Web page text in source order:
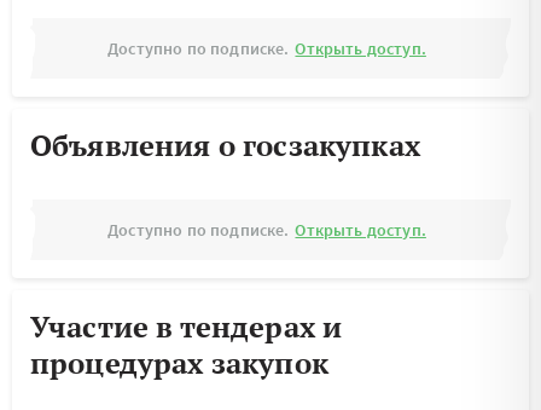
Доступно по подписке. Открыть доступ.
Объявления о госзакупках
Доступно по подписке. Открыть доступ.
Участие в тендерах и
процедурах закупок